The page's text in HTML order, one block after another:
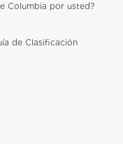
Columbia por usted?
de Clasificación